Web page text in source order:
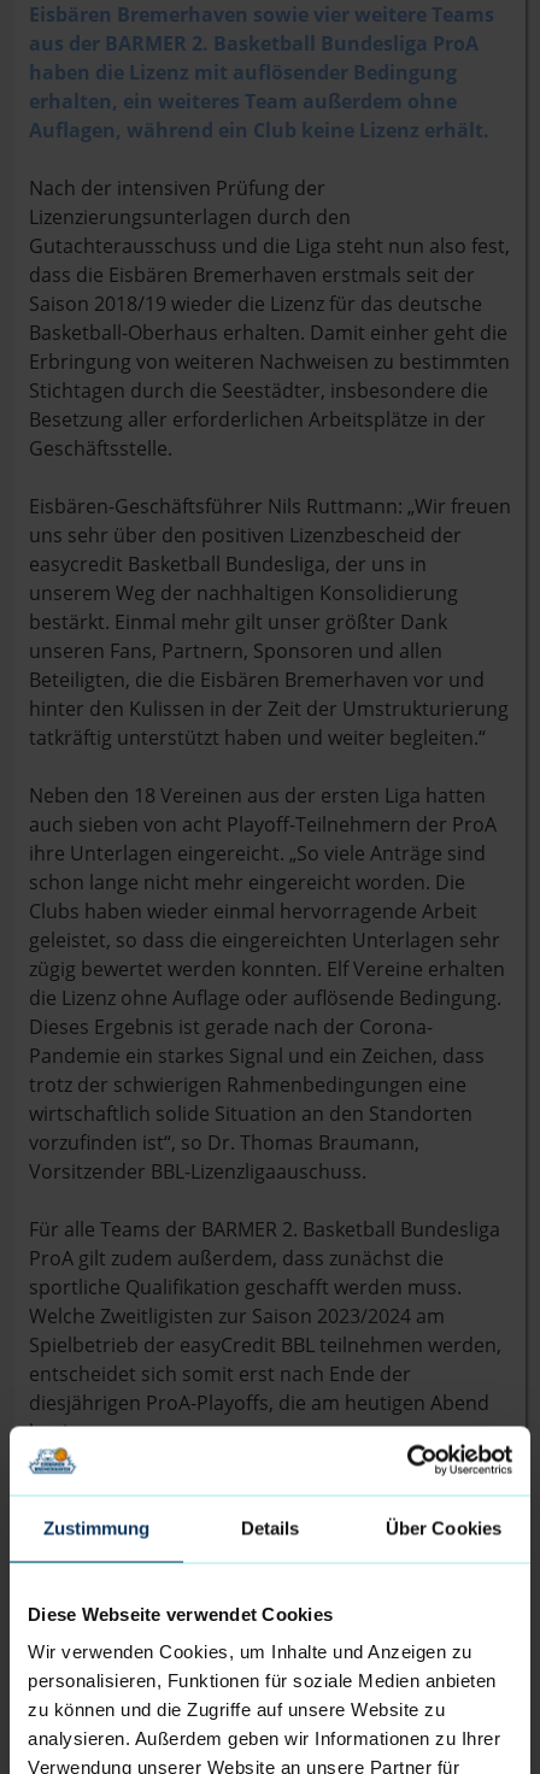
Zustimmung Details Über Cookies
Diese Webseite verwendet Cookies
Wir verwenden Cookies, um Inhalte und Anzeigen zu
personalisieren, Funktionen für soziale Medien anbieten
zu können und die Zugriffe auf unsere Website zu
analysieren. Außerdem geben wir Informationen zu Ihrer
Verwendung unserer Website an unsere Partner für
Eisbären Bremerhaven sowie vier weitere Teams
aus der BARMER 2. Basketball Bundesliga ProA
haben die Lizenz mit auflösender Bedingung
erhalten, ein weiteres Team außerdem ohne
Auflagen, während ein Club keine Lizenz erhält.
Nach der intensiven Prüfung der
Lizenzierungsunterlagen durch den
Gutachterausschuss und die Liga steht nun also fest,
dass die Eisbären Bremerhaven erstmals seit der
Saison 2018/19 wieder die Lizenz für das deutsche
Basketball-Oberhaus erhalten. Damit einher geht die
Erbringung von weiteren Nachweisen zu bestimmten
Stichtagen durch die Seestädter, insbesondere die
Besetzung aller erforderlichen Arbeitsplätze in der
Geschäftsstelle.
Eisbären-Geschäftsführer Nils Ruttmann: „Wir freuen
uns sehr über den positiven Lizenzbescheid der
easycredit Basketball Bundesliga, der uns in
unserem Weg der nachhaltigen Konsolidierung
bestärkt. Einmal mehr gilt unser größter Dank
unseren Fans, Partnern, Sponsoren und allen
Beteiligten, die die Eisbären Bremerhaven vor und
hinter den Kulissen in der Zeit der Umstrukturierung
tatkräftig unterstützt haben und weiter begleiten.“
Neben den 18 Vereinen aus der ersten Liga hatten
auch sieben von acht Playoff-Teilnehmern der ProA
ihre Unterlagen eingereicht. „So viele Anträge sind
schon lange nicht mehr eingereicht worden. Die
Clubs haben wieder einmal hervorragende Arbeit
geleistet, so dass die eingereichten Unterlagen sehr
zügig bewertet werden konnten. Elf Vereine erhalten
die Lizenz ohne Auflage oder auflösende Bedingung.
Dieses Ergebnis ist gerade nach der Corona-
Pandemie ein starkes Signal und ein Zeichen, dass
trotz der schwierigen Rahmenbedingungen eine
wirtschaftlich solide Situation an den Standorten
vorzufinden ist“, so Dr. Thomas Braumann,
Vorsitzender BBL-Lizenzligaauschuss.
Für alle Teams der BARMER 2. Basketball Bundesliga
ProA gilt zudem außerdem, dass zunächst die
sportliche Qualifikation geschafft werden muss.
Welche Zweitligisten zur Saison 2023/2024 am
Spielbetrieb der easyCredit BBL teilnehmen werden,
entscheidet sich somit erst nach Ende der
diesjährigen ProA-Playoffs, die am heutigen Abend
beginnen.
Mit diesem positiven Ligabescheid pünktlich zum
Playoff-Start im Rücken, können die Eisbären
Bremerhaven nun den vollen Fokus auf die
die Tigers Tübingen (die ebenfalls die BBL-Lizenz mit
Lizenzierung der 2. BARMER Basketball
Bundesliga läuft noch